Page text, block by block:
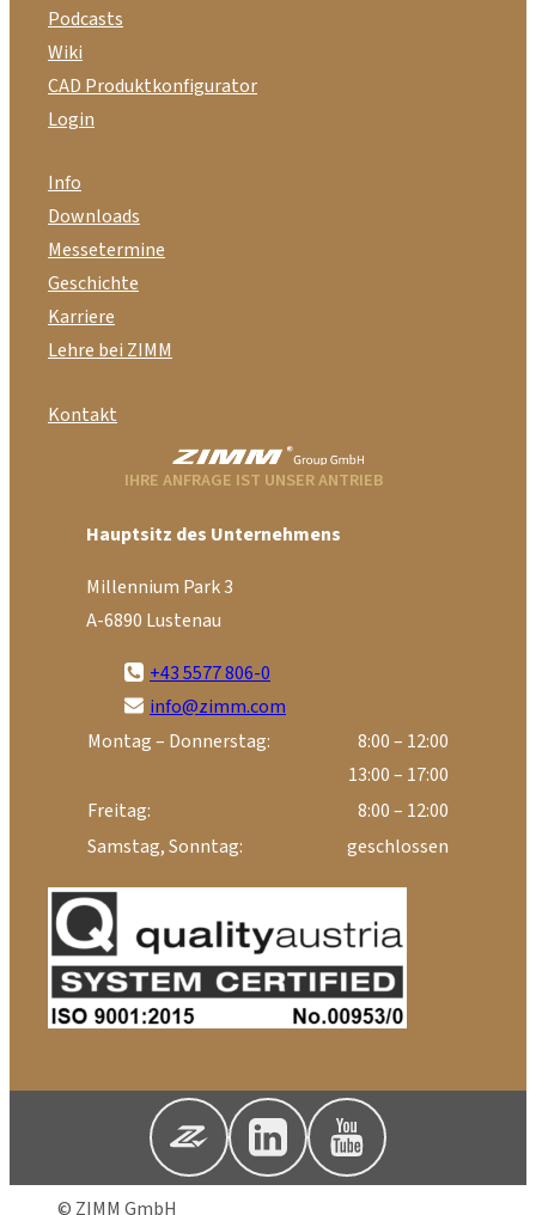
Podcasts
Wiki
CAD Produktkonfigurator
Login
Info
Downloads
Messetermine
Geschichte
Karriere
Lehre bei ZIMM
Kontakt
IHRE ANFRAGE IST UNSER ANTRIEB
Hauptsitz des Unternehmens
Millennium Park 3
A-6890 Lustenau
+43 5577 806-0
info@zimm.com
Montag – Donnerstag:
8:00 – 12:00
13:00 – 17:00
Freitag:
8:00 – 12:00
Samstag, Sonntag:
geschlossen
© ZIMM GmbH